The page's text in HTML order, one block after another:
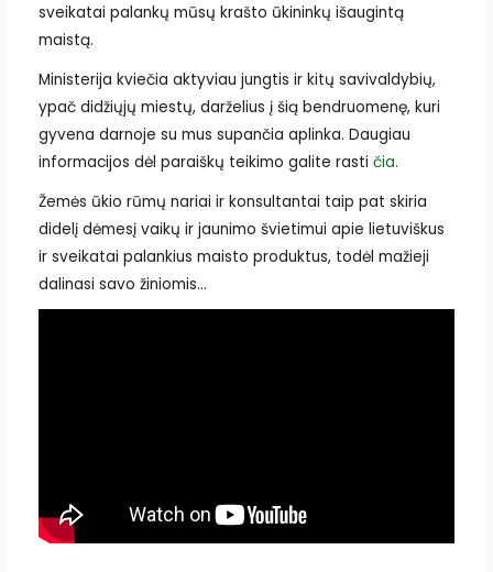
sveikatai palankų mūsų krašto ūkininkų išaugintą
maistą.
Ministerija kviečia aktyviau jungtis ir kitų savivaldybių,
ypač didžiųjų miestų, darželius į šią bendruomenę, kuri
gyvena darnoje su mus supančia aplinka. Daugiau
informacijos dėl paraiškų teikimo galite rasti čia.
Žemės ūkio rūmų nariai ir konsultantai taip pat skiria
didelį dėmesį vaikų ir jaunimo švietimui apie lietuviškus
ir sveikatai palankius maisto produktus, todėl mažieji
dalinasi savo žiniomis…